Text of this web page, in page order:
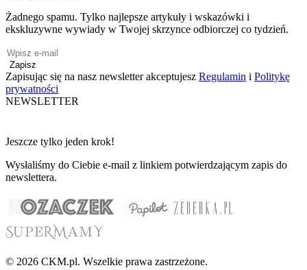
Żadnego spamu. Tylko najlepsze artykuły i wskazówki i
ekskluzywne wywiady w Twojej skrzynce odbiorczej co tydzień.
Zapisz
Zapisując się na nasz newsletter akceptujesz Regulamin i Politykę
prywatności
NEWSLETTER
Jeszcze tylko jeden krok!
Wysłaliśmy do Ciebie e-mail z linkiem potwierdzającym zapis do
newslettera.
© 2026 CKM.pl. Wszelkie prawa zastrzeżone.